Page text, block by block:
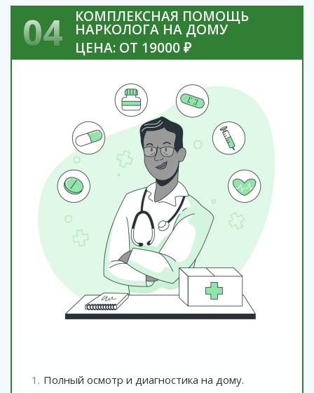
04 КОМПЛЕКСНАЯ ПОМОЩЬ
НАРКОЛОГА НА ДОМУ
ЦЕНА: ОТ 19000 ₽
Полный осмотр и диагностика на дому.